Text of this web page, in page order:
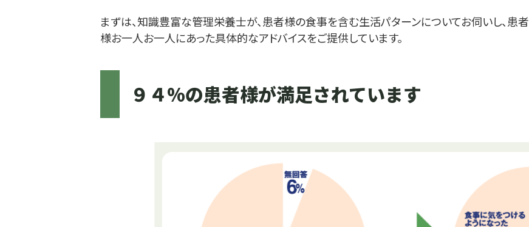
まずは、知識豊富な管理栄養士が、患者様の食事を含む生活パターンについてお伺いし、患者
様お一人お一人にあった具体的なアドバイスをご提供しています。
９４%の患者様が満足されています